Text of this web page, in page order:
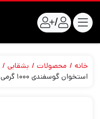
/
خانه محصولات بشقابی
استخوان گوسفندی ۱۰۰۰ گرمی رویال طعم